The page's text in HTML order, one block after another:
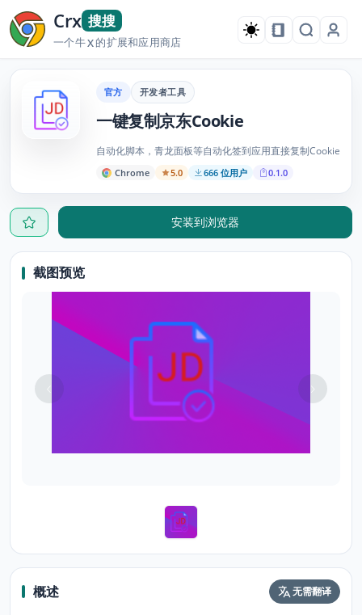
Crx 搜搜
一个牛X的扩展和应用商店
官方 开发者工具
一键复制京东Cookie
自动化脚本，青龙面板等自动化签到应用直接复制Cookie
Chrome 5.0 666 位用户 0.1.0
安装到浏览器
截图预览
概述 无需翻译